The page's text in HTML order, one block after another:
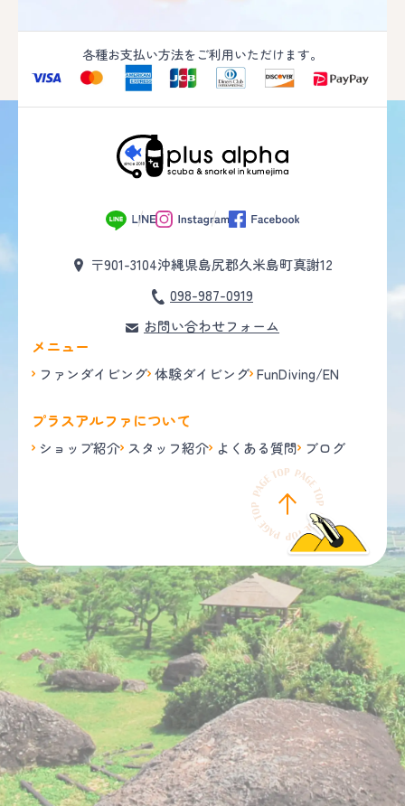
各種お支払い方法をご利用いただけます。
〒901-3104沖縄県島尻郡久米島町真謝12
098-987-0919
お問い合わせフォーム
メニュー
ファンダイビング 体験ダイビング FunDiving/EN
プラスアルファについて
ショップ紹介 スタッフ紹介 よくある質問 ブログ